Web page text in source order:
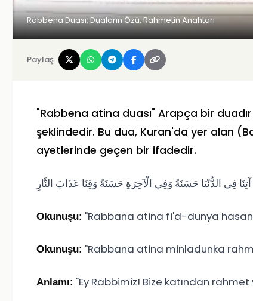
Rabbena Duası: Duaların Özü, Rahmetin Anahtarı
Paylaş
"Rabbena atina duası" Arapça bir
şeklindedir. Bu dua, Kuran'da yer alan
ayetlerinde geçen bir ifadedir.
آتِنَا فِي الدُّنْيَا حَسَنَةً وَفِي الْآخِرَةِ حَسَنَةً وَقِنَا عَذَابَ النَّارِ
Okunuşu: "Rabbana atina fi'd-dunya
Okunuşu: "Rabbana atina minladunka
Anlamı: "Ey Rabbimiz! Bize katından